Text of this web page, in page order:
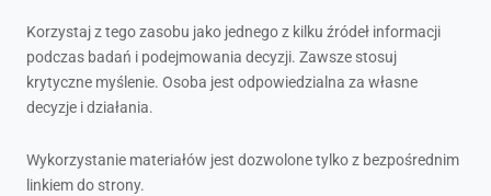
Korzystaj z tego zasobu jako jednego z kilku źródeł informacji
podczas badań i podejmowania decyzji. Zawsze stosuj
krytyczne myślenie. Osoba jest odpowiedzialna za własne
decyzje i działania.
Wykorzystanie materiałów jest dozwolone tylko z bezpośrednim
linkiem do strony.